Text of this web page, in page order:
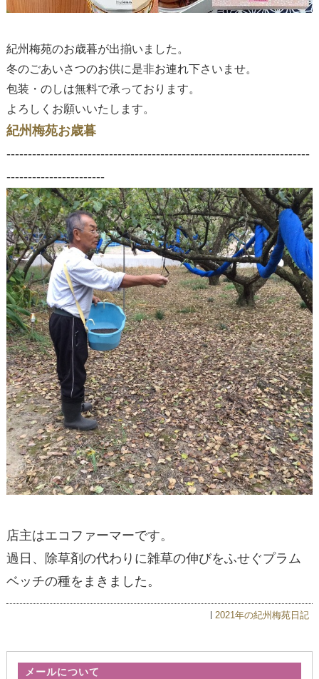
紀州梅苑のお歳暮が出揃いました。
冬のごあいさつのお供に是非お連れ下さいませ。
包装・のしは無料で承っております。
よろしくお願いいたします。
紀州梅苑お歳暮
-----------------------------------------------------------------------
-----------------------
店主はエコファーマーです。
過日、除草剤の代わりに雑草の伸びをふせぐプラム
ベッチの種をまきました。
2021年の紀州梅苑日記
メールについて